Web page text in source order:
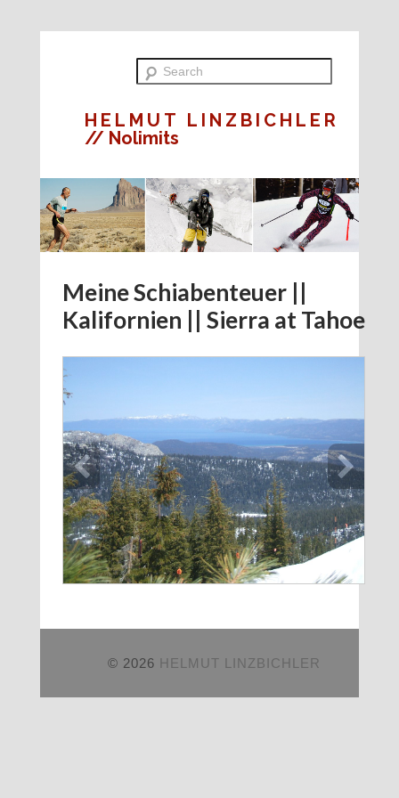
HELMUT LINZBICHLER
// Nolimits
Meine Schiabenteuer ||
Kalifornien || Sierra at Tahoe
© 2026 HELMUT LINZBICHLER